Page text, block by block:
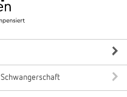
Schwangerschaft